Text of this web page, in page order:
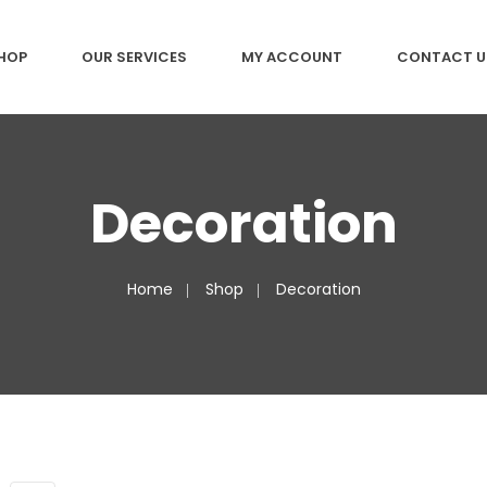
OUR SERVICES MY ACCOUNT CONTACT
Decoration
Home Shop Decoration